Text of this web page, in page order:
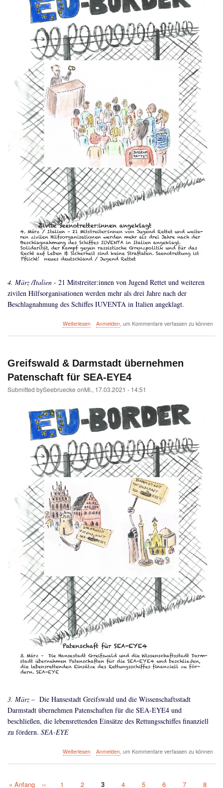
4. März /Italien - 21 Mitstreiter:innen von Jugend Rettet und weiteren
zivilen Hilfsorganisationen werden mehr als drei Jahre nach der
Beschlagnahmung des Schiffes IUVENTA in Italien angeklagt.
WeiterlesenüberAnmelden, um Kommentare verfassen zu können
Greifswald & Darmstadt übernehmen
Patenschaft für SEA-EYE4
Submitted bySeebruecke onMi., 17.03.2021 - 14:51
3. März– Die Hansestadt Greifswald und die Wissenschaftsstadt
Darmstadt übernehmen Patenschaften für die SEA-EYE4 und
beschließen, die lebensrettenden Einsätze des Rettungsschiffes finanziell
zu fördern. SEA-EYE
Weiterlesenüber
übernehmen
Anmelden, um Kommentare verfassen zu können
Erste
« Anfang
Vorherige
‹‹ Page
1 Page
2
Aktuelle
3 Page
4 Page
5 Page
6 Page
7 Page
8